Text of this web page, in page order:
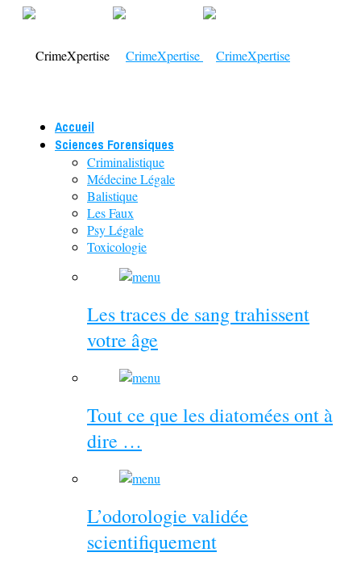
Accueil
Sciences Forensiques
Criminalistique
Médecine Légale
Balistique
Les Faux
Psy Légale
Toxicologie
Les traces de sang trahissent
votre âge
Tout ce que les diatomées ont à
dire …
L’odorologie validée
scientifiquement